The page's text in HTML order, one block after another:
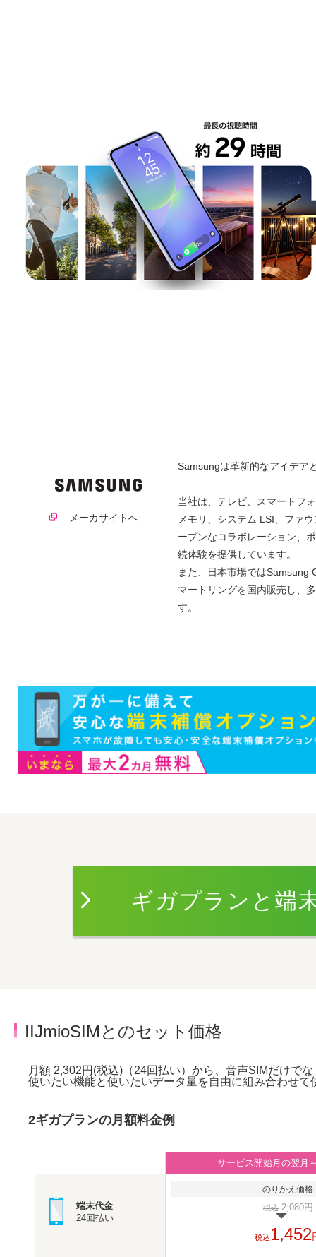
メーカサイトへ
Samsungは革新的なアイデア
当社は、テレビ、スマートフ
メモリ、システム LSI、ファ
ープンなコラボレーション、
続体験を提供しています。
また、日本市場ではSamsung
マートリングを国内販売し、
す。
ギガプランと端
IIJmioSIMとのセット価格
月額 2,302円(税込)（24回払い）から、音声SIMだけで
使いたい機能と使いたいデータ量を自由に組み合わせて
2ギガプランの月額料金例
サービス開始月の翌月
端末代金
24回払い
のりかえ価格
税込2,080円
税込1,452